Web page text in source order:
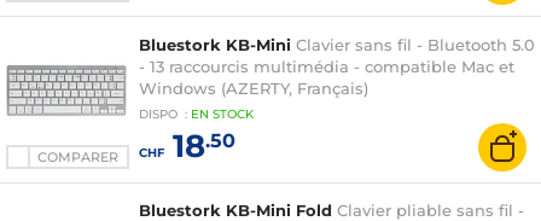
COMPARER
Bluestork KB-Mini Clavier sans fil - Bluetooth 5.0
- 13 raccourcis multimédia - compatible Mac et
Windows (AZERTY, Français)
DISPO : EN STOCK
CHF18.50
Bluestork KB-Mini Fold Clavier pliable sans fil -